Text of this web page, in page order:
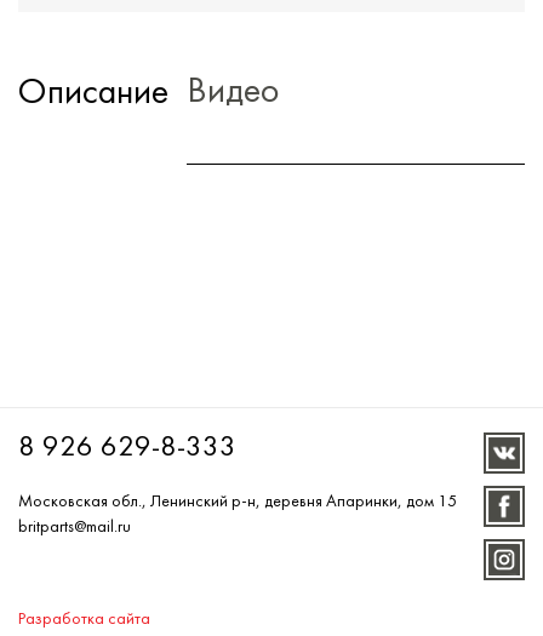
Описание Видео
8 926 629-8-333
Московская обл., Ленинский р-н, деревня Апаринки, дом 15
britparts@mail.ru
Разработка сайта